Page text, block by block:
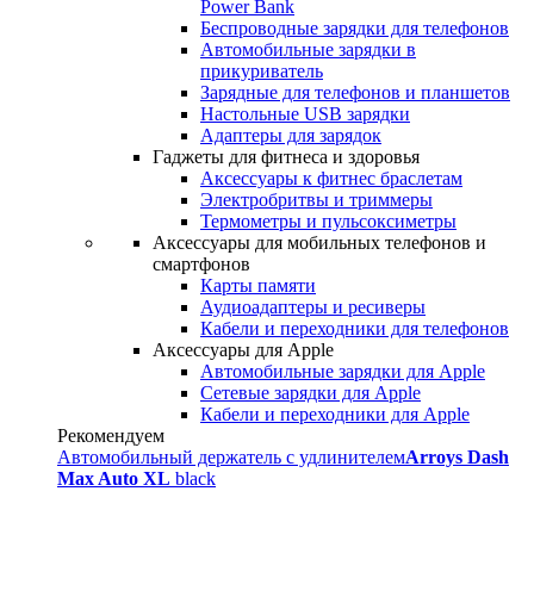
Power Bank
Беспроводные зарядки для телефонов
Автомобильные зарядки в
прикуриватель
Зарядные для телефонов и планшетов
Настольные USB зарядки
Адаптеры для зарядок
Гаджеты для фитнеса и здоровья
Аксессуары к фитнес браслетам
Электробритвы и триммеры
Термометры и пульсоксиметры
Аксессуары для мобильных телефонов и
смартфонов
Карты памяти
Аудиоадаптеры и ресиверы
Кабели и переходники для телефонов
Аксессуары для Apple
Автомобильные зарядки для Apple
Сетевые зарядки для Apple
Кабели и переходники для Apple
Рекомендуем
Автомобильный держатель с удлинителемArroys Dash
Max Auto XL black